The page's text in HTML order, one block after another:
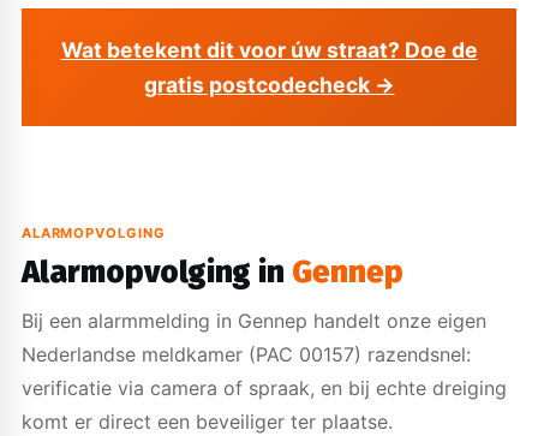
Wat betekent dit voor úw straat? Doe de
gratis postcodecheck →
ALARMOPVOLGING
Alarmopvolging in Gennep
Bij een alarmmelding in Gennep handelt onze eigen
Nederlandse meldkamer (PAC 00157) razendsnel:
verificatie via camera of spraak, en bij echte dreiging
komt er direct een beveiliger ter plaatse.